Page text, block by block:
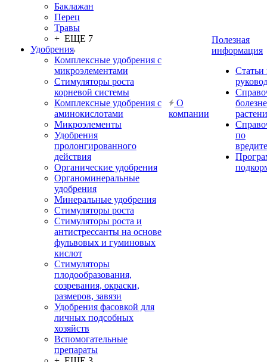
Баклажан
Перец
Травы
+ ЕЩЕ 7
Удобрения
Комплексные удобрения с
микроэлементами
Стимуляторы роста
корневой системы
Комплексные удобрения с
аминокислотами
Микроэлементы
Удобрения
пролонгированного
действия
Органические удобрения
Органоминеральные
удобрения
Минеральные удобрения
Стимуляторы роста
Стимуляторы роста и
антистрессанты на основе
фульвовых и гуминовых
кислот
Стимуляторы
плодообразования,
созревания, окраски,
размеров, завязи
Удобрения фасовкой для
личных подсобных
хозяйств
Вспомогательные
препараты
О
компании
Полезная
информация
Статьи
по